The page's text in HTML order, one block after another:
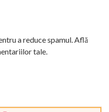
a reduce spamul.Află
tale.